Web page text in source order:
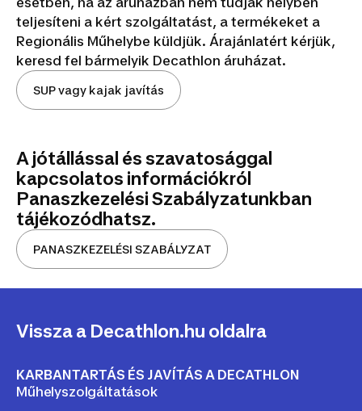
teljesíteni a kért szolgáltatást, a termékeket a
Regionális Műhelybe küldjük. Árajánlatért kérjük,
keresd fel bármelyik Decathlon áruházat.
SUP vagy kajak javítás
A jótállással és szavatosággal
kapcsolatos információkról
Panaszkezelési Szabályzatunkban
tájékozódhatsz.
PANASZKEZELÉSI SZABÁLYZAT
Vissza a Decathlon.hu oldalra
KARBANTARTÁS ÉS JAVÍTÁS A DECATHLON
Műhelyszolgáltatások